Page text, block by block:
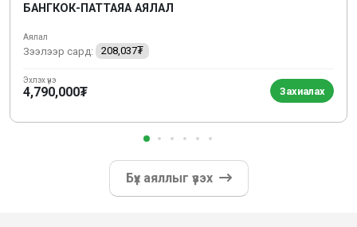
БАНГКОК-ПАТТАЯА АЯЛАЛ
Аялал
Зээлээр сард: 208,037₮
Эхлэх үнэ
4,790,000₮ Захиалах
Бүх аяллыг үзэх